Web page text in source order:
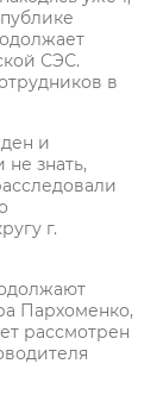
СЭС.
в
и
знать,
г.
Пархоменко,
рассмотрен